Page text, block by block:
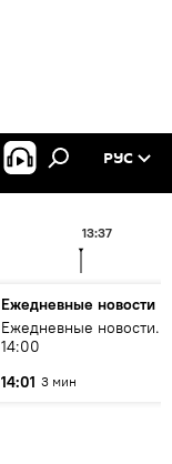
РУС
13:37
Ежедневные новости
Ежедневные новости.
14:00
14:01 3 мин